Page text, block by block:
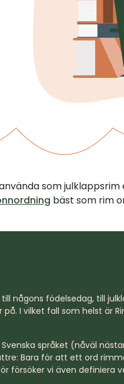
som julklappsrim
bäst som rim
någons födelsedag, till
I vilket fall som helst är
språket (nåväl
Bara för att ett ord
försöker vi även definiera